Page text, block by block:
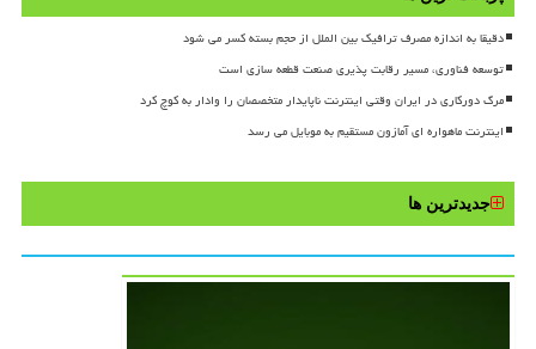
دقیقا به اندازه مصرف ترافیک بین الملل از حجم بسته کسر می شود
توسعه فناوری، مسیر رقابت پذیری صنعت قطعه سازی است
مرگ دورکاری در ایران وقتی اینترنت ناپایدار متخصصان را وادار به کوچ کرد
اینترنت ماهواره ای آمازون مستقیم به موبایل می رسد
جدیدترین ها